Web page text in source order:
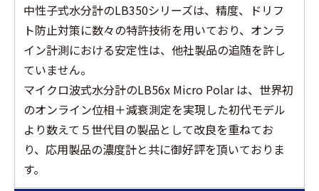
中性子式水分計のLB350シリーズは、精度、ドリフ
ト防止対策に数々の特許技術を用いており、オンラ
イン計測における安定性は、他社製品の追随を許し
ていません。
マイクロ波式水分計のLB56x Micro Polar は、世界初
のオンライン位相＋減衰測定を実現した初代モデル
より数えて５世代目の製品として改良を重ねてお
り、応用製品の濃度計と共に御好評を頂いておりま
す。